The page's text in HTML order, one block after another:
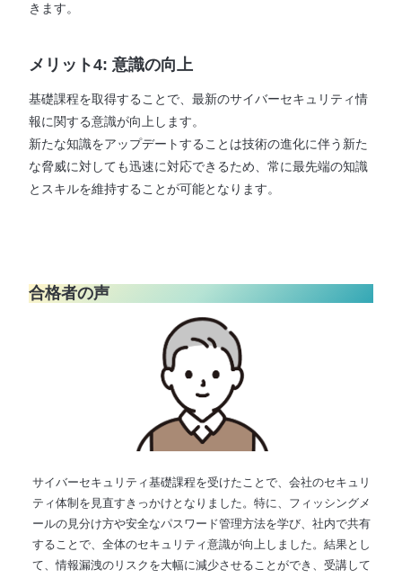
きます。
メリット4: 意識の向上
基礎課程を取得することで、最新のサイバーセキュリティ情
報に関する意識が向上します。
新たな知識をアップデートすることは技術の進化に伴う新た
な脅威に対しても迅速に対応できるため、常に最先端の知識
とスキルを維持することが可能となります。
合格者の声
サイバーセキュリティ基礎課程を受けたことで、会社のセキュリ
ティ体制を見直すきっかけとなりました。特に、フィッシングメ
ールの見分け方や安全なパスワード管理方法を学び、社内で共有
することで、全体のセキュリティ意識が向上しました。結果とし
て、情報漏洩のリスクを大幅に減少させることができ、受講して